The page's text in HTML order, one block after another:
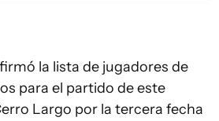
la lista de jugadores de
para el partido de este
Largo por la tercera fecha